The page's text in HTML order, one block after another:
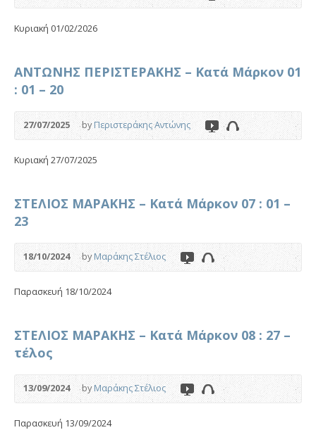
Κυριακή 01/02/2026
ΑΝΤΩΝΗΣ ΠΕΡΙΣΤΕΡΑΚΗΣ – Κατά Μάρκον 01
: 01 – 20
27/07/2025 byΠεριστεράκης Αντώνης
Κυριακή 27/07/2025
ΣΤΕΛΙΟΣ ΜΑΡΑΚΗΣ – Κατά Μάρκον 07 : 01 –
23
18/10/2024 byΜαράκης Στέλιος
Παρασκευή 18/10/2024
ΣΤΕΛΙΟΣ ΜΑΡΑΚΗΣ – Κατά Μάρκον 08 : 27 –
τέλος
13/09/2024 byΜαράκης Στέλιος
Παρασκευή 13/09/2024